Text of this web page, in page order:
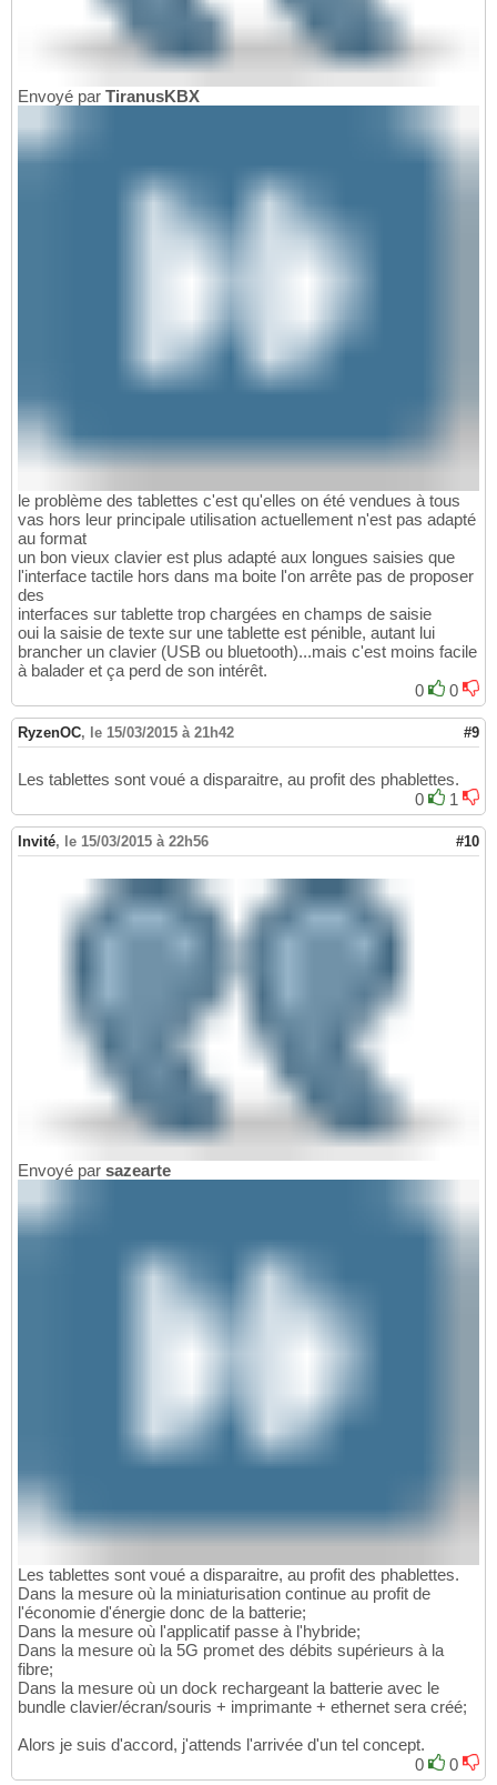
Envoyé par TiranusKBX
le problème des tablettes c'est qu'elles on été vendues à tous
vas hors leur principale utilisation actuellement n'est pas adapté
au format
un bon vieux clavier est plus adapté aux longues saisies que
l'interface tactile hors dans ma boite l'on arrête pas de proposer
des
interfaces sur tablette trop chargées en champs de saisie
oui la saisie de texte sur une tablette est pénible, autant lui
brancher un clavier (USB ou bluetooth)...mais c'est moins facile
à balader et ça perd de son intérêt.
0
0
RyzenOC, le 15/03/2015 à 21h42 #9
Les tablettes sont voué a disparaitre, au profit des phablettes.
0
1
Invité, le 15/03/2015 à 22h56 #10
Envoyé par sazearte
Les tablettes sont voué a disparaitre, au profit des phablettes.
Dans la mesure où la miniaturisation continue au profit de
l'économie d'énergie donc de la batterie;
Dans la mesure où l'applicatif passe à l'hybride;
Dans la mesure où la 5G promet des débits supérieurs à la
fibre;
Dans la mesure où un dock rechargeant la batterie avec le
bundle clavier/écran/souris + imprimante + ethernet sera créé;
Alors je suis d'accord, j'attends l'arrivée d'un tel concept.
0
0